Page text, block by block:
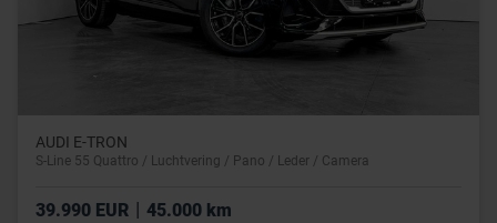
AUDI E-TRON
S-Line 55 Quattro / Luchtvering / Pano / Leder / Camera
39.990 EUR | 45.000 km